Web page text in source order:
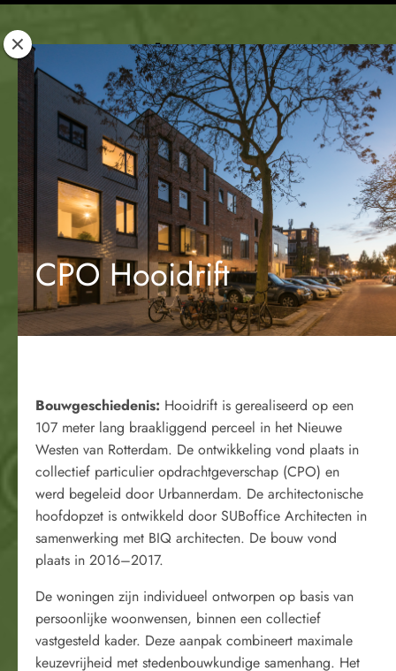
Rotterdam
Woont
CPO Hooidrift
Bouwgeschiedenis: Hooidrift is gerealiseerd op een
107 meter lang braakliggend perceel in het Nieuwe
Westen van Rotterdam. De ontwikkeling vond plaats in
collectief particulier opdrachtgeverschap (CPO) en
werd begeleid door Urbannerdam. De architectonische
hoofdopzet is ontwikkeld door SUBoffice Architecten in
samenwerking met BIQ architecten. De bouw vond
plaats in 2016–2017.
De woningen zijn individueel ontworpen op basis van
persoonlijke woonwensen, binnen een collectief
vastgesteld kader. Deze aanpak combineert maximale
keuzevrijheid met stedenbouwkundige samenhang. Het